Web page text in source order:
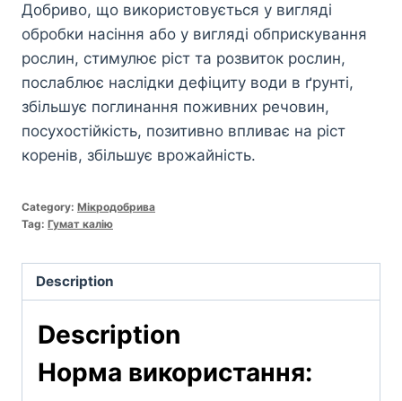
Добриво, що використовується у вигляді
обробки насіння або у вигляді обприскування
рослин, стимулює ріст та розвиток рослин,
послаблює наслідки дефіциту води в ґрунті,
збільшує поглинання поживних речовин,
посухостійкість, позитивно впливає на ріст
коренів, збільшує врожайність.
Category: Мікродобрива
Tag: Гумат калію
Description
Description
Норма використання: